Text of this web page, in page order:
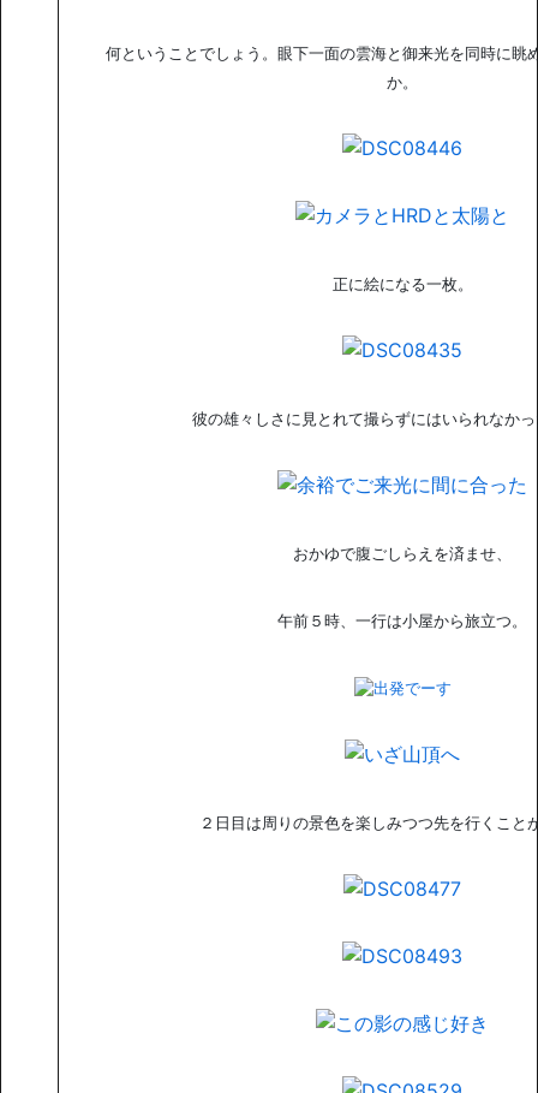
何ということでしょう。眼下一面の雲海と御来光を同時に眺
か。
正に絵になる一枚。
彼の雄々しさに見とれて撮らずにはいられなか
おかゆで腹ごしらえを済ませ、
午前５時、一行は小屋から旅立つ。
２日目は周りの景色を楽しみつつ先を行くこと